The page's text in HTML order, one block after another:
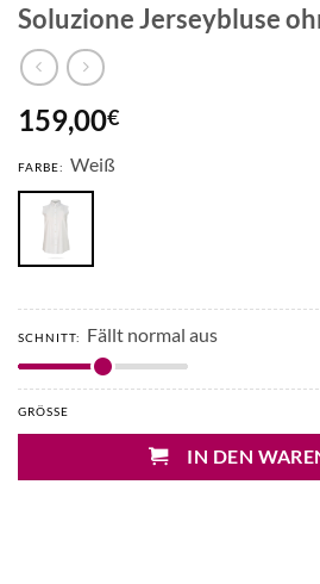
Soluzione Jerseybluse
159,00€
FARBE: Weiß
SCHNITT: Fällt normal aus
GRÖSSE
IN DEN